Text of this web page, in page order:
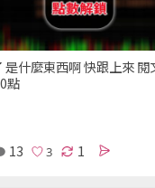
是什麼東西啊 快跟上來
點
13 1